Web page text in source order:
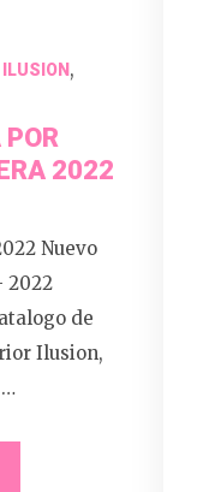
ILUSION,
2022
Nuevo
2022
de
Ilusion,
…